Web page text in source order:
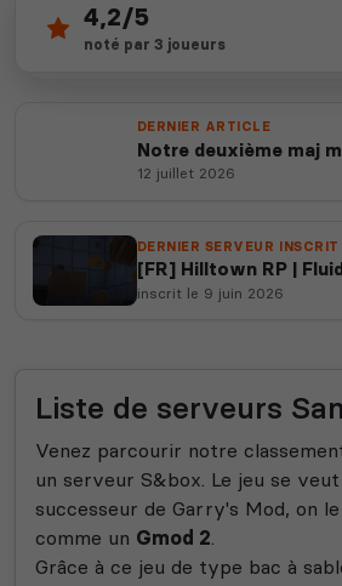
33
serveurs actifs
depuis 2012
4,2/5
noté par 3 joueurs
DERNIER ARTICLE
Notre deuxième maj
est en ligne
12 juillet 2026
DERNIER SERVEUR INSCRIT
[FR] Hilltown RP |
https://discord.gg/
inscrit le 9 juin 2026
Liste de serveurs
Venez parcourir notre
un serveur S&box. Le jeu se
successeur de Garry's Mod, on
comme un Gmod 2.
Grâce à ce jeu de type bac à